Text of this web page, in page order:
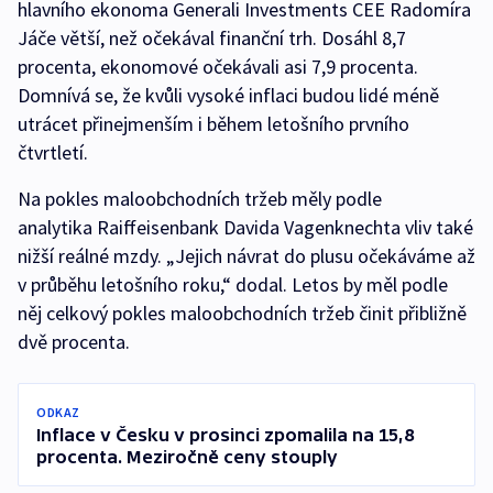
hlavního ekonoma Generali Investments CEE Radomíra
Jáče větší, než očekával finanční trh. Dosáhl 8,7
procenta, ekonomové očekávali asi 7,9 procenta.
Domnívá se, že kvůli vysoké inflaci budou lidé méně
utrácet přinejmenším i během letošního prvního
čtvrtletí.
Na pokles maloobchodních tržeb měly podle
analytika Raiffeisenbank Davida Vagenknechta vliv také
nižší reálné mzdy. „Jejich návrat do plusu očekáváme až
v průběhu letošního roku,“ dodal. Letos by měl podle
něj celkový pokles maloobchodních tržeb činit přibližně
dvě procenta.
ODKAZ
Inflace v Česku v prosinci zpomalila na 15,8
procenta. Meziročně ceny stouply